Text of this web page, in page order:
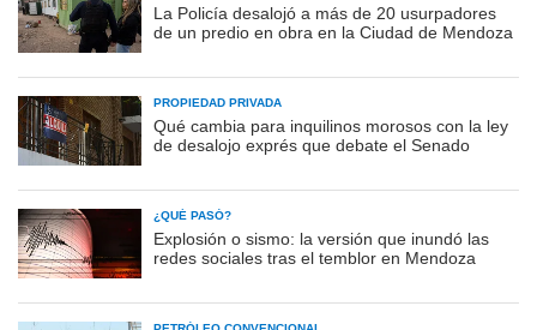
La Policía desalojó a más de 20 usurpadores
de un predio en obra en la Ciudad de Mendoza
PROPIEDAD PRIVADA
Qué cambia para inquilinos morosos con la ley
de desalojo exprés que debate el Senado
¿QUÉ PASÓ?
Explosión o sismo: la versión que inundó las
redes sociales tras el temblor en Mendoza